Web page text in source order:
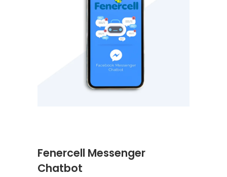
Fenercell Messenger
Chatbot